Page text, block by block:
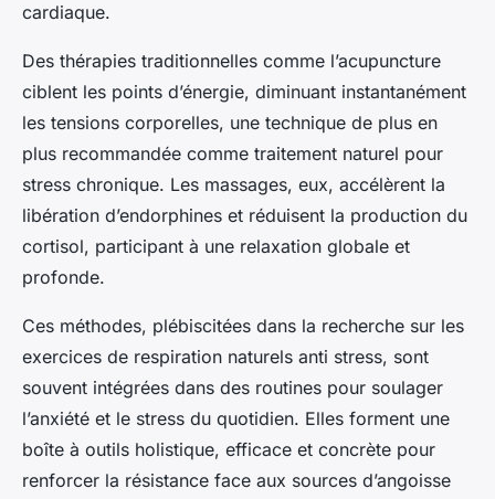
cardiaque.
Des thérapies traditionnelles comme l’acupuncture
ciblent les points d’énergie, diminuant instantanément
les tensions corporelles, une technique de plus en
plus recommandée comme traitement naturel pour
stress chronique. Les massages, eux, accélèrent la
libération d’endorphines et réduisent la production du
cortisol, participant à une relaxation globale et
profonde.
Ces méthodes, plébiscitées dans la recherche sur les
exercices de respiration naturels anti stress, sont
souvent intégrées dans des routines pour soulager
l’anxiété et le stress du quotidien. Elles forment une
boîte à outils holistique, efficace et concrète pour
renforcer la résistance face aux sources d’angoisse